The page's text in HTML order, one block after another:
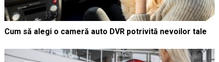
Cum să alegi o cameră auto DVR potrivită nevoilor tale